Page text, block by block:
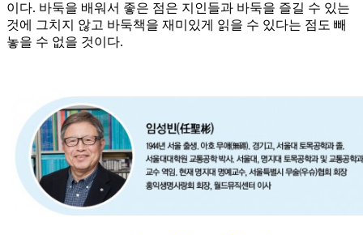
이다. 바둑을 배워서 좋은 점은 지인들과 바둑을 즐길 수 있는
것에 그치지 않고 바둑책을 재미있게 읽을 수 있다는 점도 빼
놓을 수 없을 것이다.